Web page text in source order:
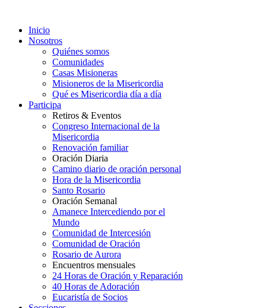
Inicio
Nosotros
Quiénes somos
Comunidades
Casas Misioneras
Misioneros de la Misericordia
Qué es Misericordia día a día
Participa
Retiros & Eventos
Congreso Internacional de la
Misericordia
Renovación familiar
Oración Diaria
Camino diario de oración personal
Hora de la Misericordia
Santo Rosario
Oración Semanal
Amanece Intercediendo por el
Mundo
Comunidad de Intercesión
Comunidad de Oración
Rosario de Aurora
Encuentros mensuales
24 Horas de Oración y Reparación
40 Horas de Adoración
Eucaristía de Socios